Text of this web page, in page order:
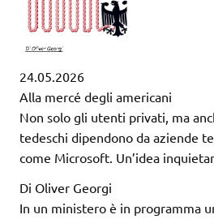
24.05.2026
Alla mercé degli americani
Non solo gli utenti privati, ma
tedeschi dipendono da aziende
come Microsoft. Un’idea
Di Oliver Georgi
In un ministero è in programma